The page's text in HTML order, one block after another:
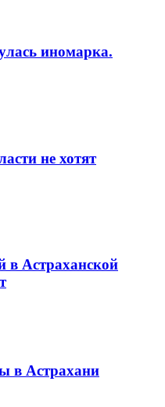
иномарка.
не хотят
в Астраханской
в Астрахани